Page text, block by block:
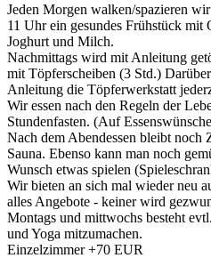
Jeden Morgen walken/spazieren
11 Uhr ein gesundes Frühstück mit
Joghurt und Milch.
Nachmittags wird mit Anleitung
mit Töpferscheiben (3 Std.)
Anleitung die Töpferwerkstatt
Wir essen nach den Regeln der
Stundenfasten. (Auf
Nach dem Abendessen bleibt noch
Sauna. Ebenso kann man noch
Wunsch etwas spielen
Wir bieten an sich mal wieder neu
alles Angebote - keiner wird
Montags und mittwochs besteht
und Yoga mitzumachen.
Einzelzimmer +70 EUR